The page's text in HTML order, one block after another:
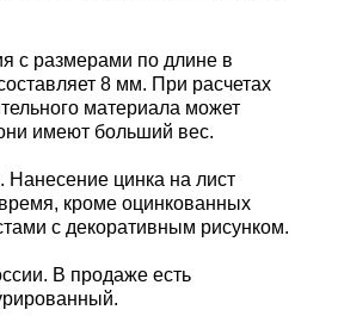
с размерами по длине в
8 мм. При расчетах
материала может
имеют больший вес.
цинка на лист
кроме оцинкованных
с декоративным рисунком.
В продаже есть